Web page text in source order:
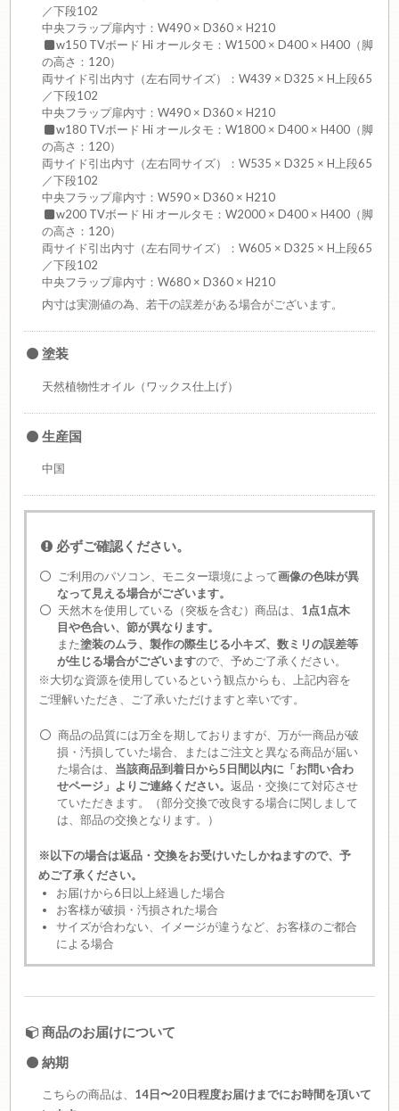
／下段102
中央フラップ扉内寸：W490 × D360 × H210
w150 TVボード Hi オールタモ：W1500 × D400 × H400（脚
の高さ：120）
両サイド引出内寸（左右同サイズ）：W439 × D325 × H上段65
／下段102
中央フラップ扉内寸：W490 × D360 × H210
w180 TVボード Hi オールタモ：W1800 × D400 × H400（脚
の高さ：120）
両サイド引出内寸（左右同サイズ）：W535 × D325 × H上段65
／下段102
中央フラップ扉内寸：W590 × D360 × H210
w200 TVボード Hi オールタモ：W2000 × D400 × H400（脚
の高さ：120）
両サイド引出内寸（左右同サイズ）：W605 × D325 × H上段65
／下段102
中央フラップ扉内寸：W680 × D360 × H210
内寸は実測値の為、若干の誤差がある場合がございます。
塗装
天然植物性オイル（ワックス仕上げ）
生産国
中国
必ずご確認ください。
ご利用のパソコン、モニター環境によって画像の色味が異
なって見える場合がございます。
天然木を使用している（突板を含む）商品は、 1点1点木
目や色合い、節が異なります。
また塗装のムラ、製作の際生じる小キズ、数ミリの誤差等
が生じる場合がございますので、予めご了承ください。
※大切な資源を使用しているという観点からも、上記内容を
ご理解いただき、ご了承いただけますと幸いです。
商品の品質には万全を期しておりますが、万が一商品が破
損・汚損していた場合、またはご注文と異なる商品が届い
た場合は、 当該商品到着日から5日間以内に「お問い合わ
せページ」よりご連絡ください。 返品・交換にて対応させ
ていただきます。（部分交換で改良する場合に関しまして
は、部品の交換となります。）
※以下の場合は返品・交換をお受けいたしかねますので、予
めご了承ください。
お届けから6日以上経過した場合
お客様が破損・汚損された場合
サイズが合わない、イメージが違うなど、お客様のご都合
による場合
商品のお届けについて
納期
こちらの商品は、 14日〜20日程度お届けまでにお時間を頂いて